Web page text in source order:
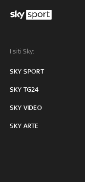
I siti Sky:
SKY SPORT
SKY TG24
SKY VIDEO
SKY ARTE